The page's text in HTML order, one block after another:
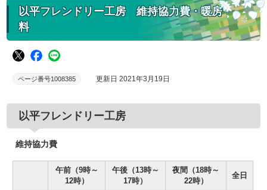
以平フレンドリー工房 維持協力費・暖房
料
ページ番号1008385 更新日 2021年3月19日
以平フレンドリー工房
維持協力費
午前（9時～
12時）
午後（13時～
17時）
夜間（18時～
22時）
全日